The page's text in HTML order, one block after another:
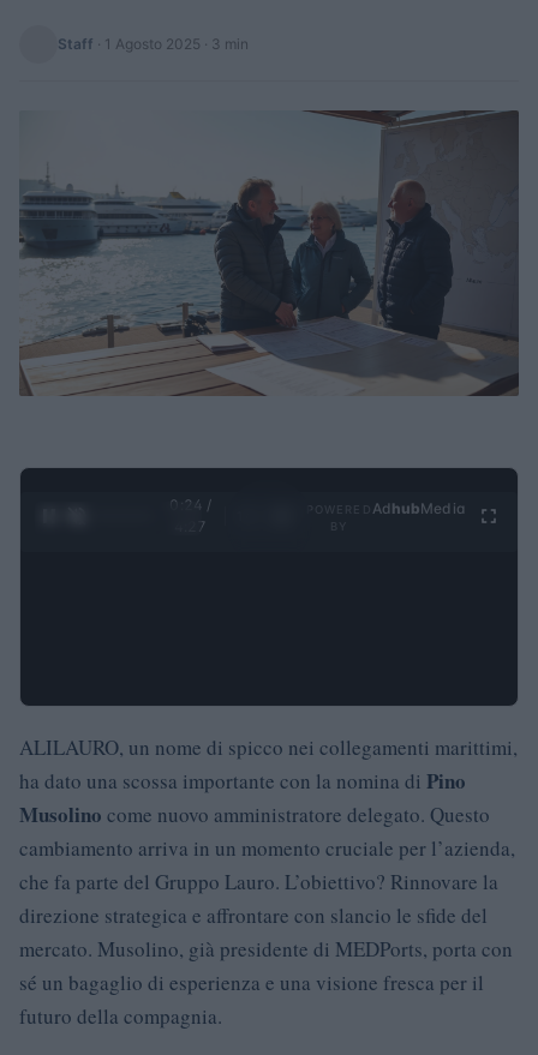
Staff · 1 Agosto 2025 · 3 min
0:24 /
4:27
Ad hubMedia
ALILAURO, un nome di spicco nei collegamenti marittimi,
ha dato una scossa importante con la nomina di Pino
Musolino come nuovo amministratore delegato. Questo
cambiamento arriva in un momento cruciale per l’azienda,
che fa parte del Gruppo Lauro. L’obiettivo? Rinnovare la
direzione strategica e affrontare con slancio le sfide del
mercato. Musolino, già presidente di MEDPorts, porta con
sé un bagaglio di esperienza e una visione fresca per il
futuro della compagnia.